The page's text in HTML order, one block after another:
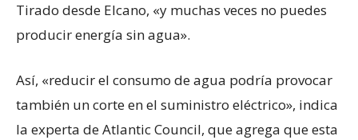
Tirado desde Elcano, «y muchas veces no puedes
producir energía sin agua».
Así, «reducir el consumo de agua podría provocar
también un corte en el suministro eléctrico», indica
la experta de Atlantic Council, que agrega que esta